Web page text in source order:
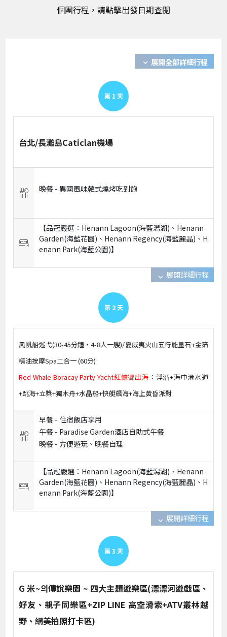
expand_more 展開全部詳細行程
第 1 天
台北/長灘島Caticlan機場
晚餐 -異國風味韓式燒烤吃到飽
【品冠嚴選：Henann Lagoon(海藍潟湖)、Henann
Garden(海藍花園)、Henann Regency(海藍麗晶)、H
enann Park(海藍公園)】
expand_more 展開詳細行程
第 2 天
風帆船巡弋(30-45分鐘‧4-8人一艘)/夏威夷火山五行能量石+金箔
精油按摩Spa二合一 (60分)
Red Whale Boracay Party Yacht紅鯨號出海 ：浮潛+海中滑水道
+跳海+立槳+獨木舟+水晶船+快艇飆海+海上黃昏派對
早餐 - 住宿飯店享用
午餐 - Paradise Garden酒店自助式午餐
晚餐 - 方便遊玩、晚餐自理
【品冠嚴選：Henann Lagoon(海藍潟湖)、Henann
Garden(海藍花園)、Henann Regency(海藍麗晶)、H
enann Park(海藍公園)】
expand_more 展開詳細行程
第 3 天
G 米~의傳說樂園 ~ 四大主題遊樂區(漂漂河遊戲區、
好友、親子同樂區+ZIP LINE 高空滑索+ATV叢林越
野、網美拍照打卡區)